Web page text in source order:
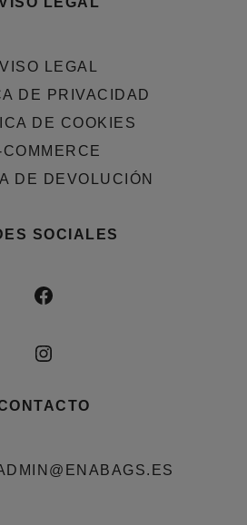
LEGAL
DE PRIVACIDAD
DE COOKIES
COMMERCE
DE DEVOLUCIÓN
SOCIALES
FACEBOOK
INSTAGRAM